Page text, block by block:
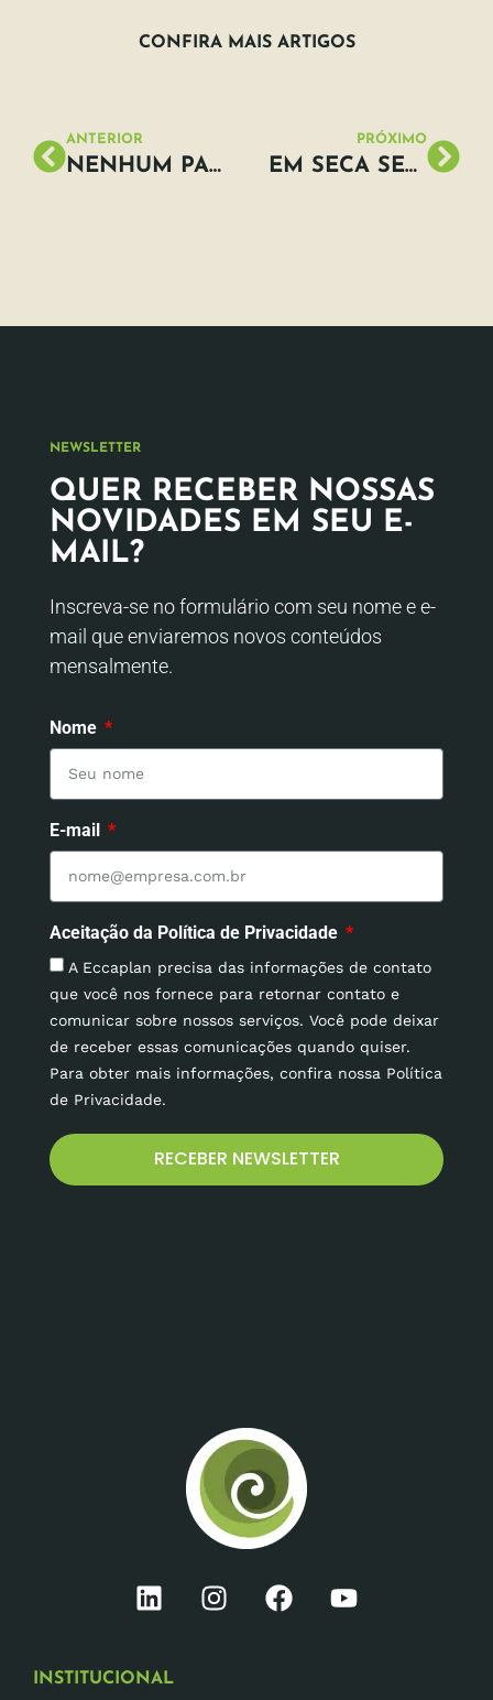
CONFIRA MAIS ARTIGOS
ANTERIOR
NENHUM PAÍS MATA MAIS AMBIENTALISTAS QUE O BRASIL, DIZ ONG
PRÓXIMO
EM SECA SEM PRECEDENTES NO REINO UNIDO, AMBIENTALISTAS USAM CHOQUES PARA RESGATAR PEIXES ENCALHADOS
NEWSLETTER
QUER RECEBER NOSSAS
NOVIDADES EM SEU E-
MAIL?
Inscreva-se no formulário com seu nome e e-
mail que enviaremos novos conteúdos
mensalmente.
Nome
E-mail
Aceitação da Política de Privacidade
A Eccaplan precisa das informações de contato
que você nos fornece para retornar contato e
comunicar sobre nossos serviços. Você pode deixar
de receber essas comunicações quando quiser.
Para obter mais informações, confira nossa Política
de Privacidade.
RECEBER NEWSLETTER
INSTITUCIONAL